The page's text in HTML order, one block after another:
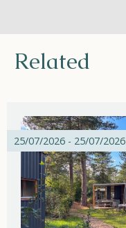
Related
25/07/2026 - 25/07/2026